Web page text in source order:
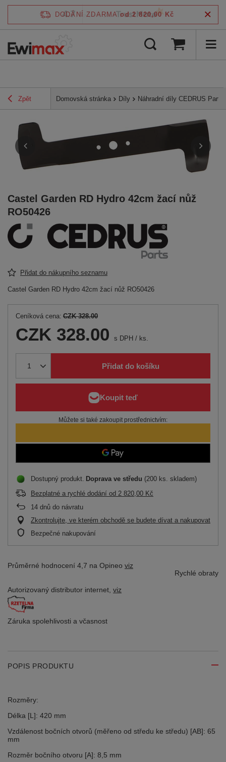
DODÁNÍ ZDARMA od 2 820,00 Kč
Zpět Domovská stránka Díly Náhradní díly CEDRUS Parts
Castel Garden RD Hydro 42cm žací nůž
RO50426
Přidat do nákupního seznamu
Castel Garden RD Hydro 42cm žací nůž RO50426
Ceníková cena: CZK 328.00
CZK 328.00 s DPH / ks.
Přidat do košíku
Můžete si také zakoupit prostřednictvím:
Dostupný produkt Doprava ve středu (200 ks. skladem)
Bezplatné a rychlé dodání od 2 820,00 Kč
14 dnů do návratu
Zkontrolujte, ve kterém obchodě se budete dívat a nakupovat
Bezpečné nakupování
Průměrné hodnocení 4,7 na Opineo viz
Rychlé obraty
Autorizovaný distributor internet, viz
Záruka spolehlivosti a včasnost
POPIS PRODUKTU
Rozměry:
Délka [L]: 420 mm
Vzdálenost bočních otvorů (měřeno od středu ke středu) [AB]: 65
mm
Rozměr bočního otvoru [A]: 8,5 mm
4.7 /5 ověřeno podle